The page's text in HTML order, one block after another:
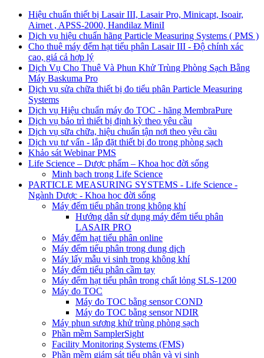
Hiệu chuẩn thiết bị Lasair III, Lasair Pro, Minicapt, Isoair,
Airnet , APSS-2000, Handilaz MiniI
Dịch vụ hiệu chuẩn hãng Particle Measuring Systems ( PMS )
Cho thuê máy đếm hạt tiểu phân Lasair III - Độ chính xác
cao, giá cả hợp lý
Dịch Vụ Cho Thuê Và Phun Khử Trùng Phòng Sạch Bằng
Máy Baskuma Pro
Dịch vụ sửa chữa thiết bị đo tiểu phân Particle Measuring
Systems
Dịch vụ Hiệu chuẩn máy đo TOC - hãng MembraPure
Dịch vụ bảo trì thiết bị định kỳ theo yêu cầu
Dịch vụ sữa chữa, hiệu chuẩn tận nơi theo yêu cầu
Dịch vụ tư vấn - lắp đặt thiết bị đo trong phòng sạch
Khảo sát Webinar PMS
Life Science – Dược phẩm – Khoa học đời sống
Minh bạch trong Life Science
PARTICLE MEASURING SYSTEMS - Life Science -
Ngành Dược - Khoa học đời sống
Máy đếm tiểu phân trong không khí
Hướng dẫn sử dụng máy đếm tiểu phân
LASAIR PRO
Máy đếm hạt tiểu phân online
Máy đếm tiểu phân trong dung dịch
Máy lấy mẫu vi sinh trong không khí
Máy đếm tiểu phân cầm tay
Máy đếm hạt tiểu phân trong chất lỏng SLS-1200
Máy đo TOC
Máy đo TOC bằng sensor COND
Máy đo TOC bằng sensor NDIR
Máy phun sương khử trùng phòng sạch
Phần mềm SamplerSight
Facility Monitoring Systems (FMS)
Phần mềm giám sát tiểu phân và vi sinh